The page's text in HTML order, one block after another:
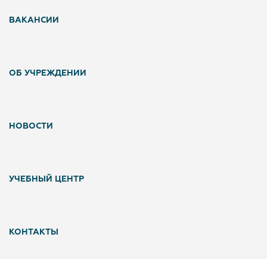
ВАКАНСИИ
ОБ УЧРЕЖДЕНИИ
НОВОСТИ
УЧЕБНЫЙ ЦЕНТР
КОНТАКТЫ